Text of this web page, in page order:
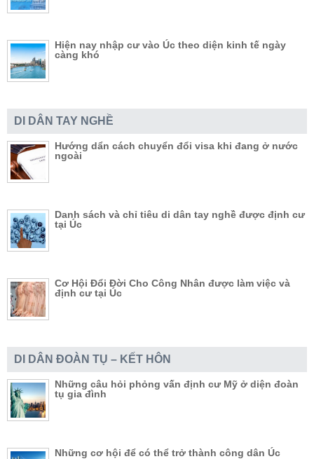
Hiện nay nhập cư vào Úc theo diện kinh tế ngày
càng khó
DI DÂN TAY NGHỀ
Hướng dẩn cách chuyển đổi visa khi đang ở nước
ngoài
Danh sách và chỉ tiêu di dân tay nghề được định cư
tại Úc
Cơ Hội Đổi Đời Cho Công Nhân được làm việc và
định cư tại Úc
DI DÂN ĐOÀN TỤ – KẾT HÔN
Những câu hỏi phỏng vấn định cư Mỹ ở diện đoàn
tụ gia đình
Những cơ hội để có thể trở thành công dân Úc